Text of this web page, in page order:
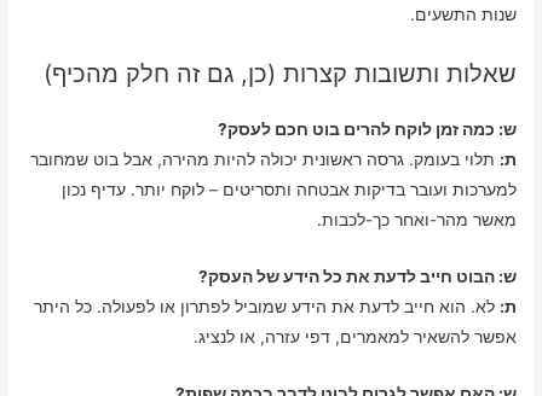
שנות התשעים.
שאלות ותשובות קצרות (כן, גם זה חלק מהכיף)
ש: כמה זמן לוקח להרים בוט חכם לעסק?
ת: תלוי בעומק. גרסה ראשונית יכולה להיות מהירה, אבל בוט שמחובר
למערכות ועובר בדיקות אבטחה ותסריטים – לוקח יותר. עדיף נכון
מאשר מהר-ואחר כך-לכבות.
ש: הבוט חייב לדעת את כל הידע של העסק?
ת: לא. הוא חייב לדעת את הידע שמוביל לפתרון או לפעולה. כל היתר
אפשר להשאיר למאמרים, דפי עזרה, או לנציג.